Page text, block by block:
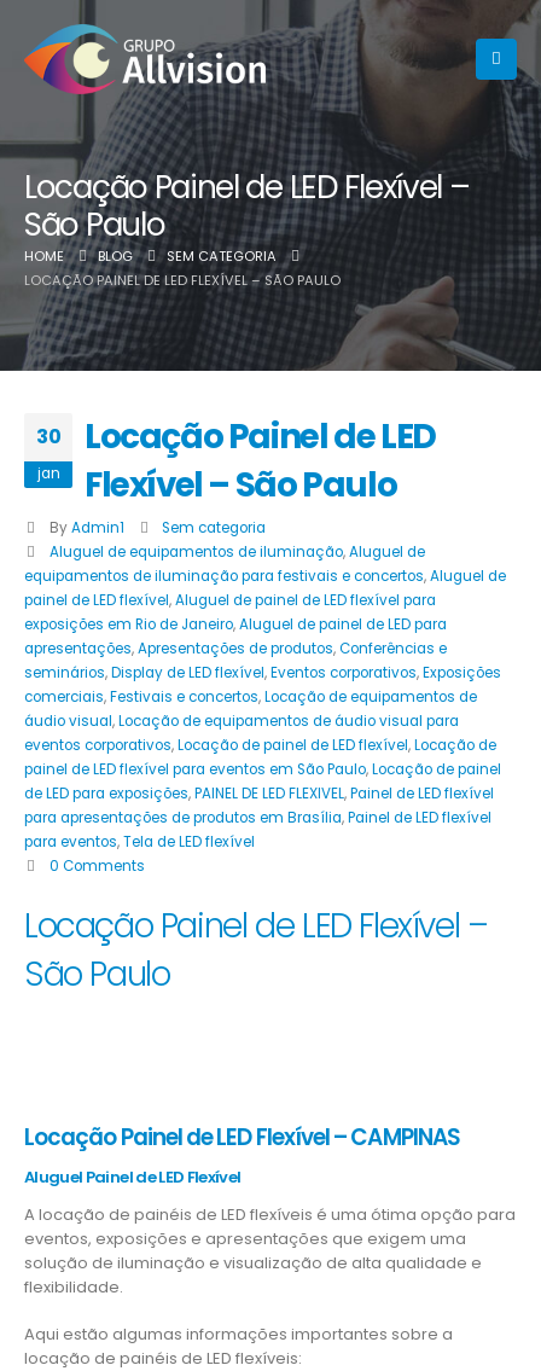
Locação Painel de LED Flexível –
São Paulo
HOME BLOG
SEM CATEGORIA
LOCAÇÃO PAINEL DE LED FLEXÍVEL – SÃO PAULO
30
jan
Locação Painel de LED
Flexível – São Paulo
By Admin1
Sem categoria
Aluguel de equipamentos de iluminação,Aluguel de
equipamentos de iluminação para festivais e concertos,Aluguel de
painel de LED flexível,Aluguel de painel de LED flexível para
exposições em Rio de Janeiro,Aluguel de painel de LED para
apresentações,Apresentações de produtos,Conferências e
seminários,Display de LED flexível,Eventos corporativos,Exposições
comerciais,Festivais e concertos,Locação de equipamentos de
áudio visual,Locação de equipamentos de áudio visual para
eventos corporativos,Locação de painel de LED flexível,Locação de
painel de LED flexível para eventos em São Paulo,Locação de painel
de LED para exposições,PAINEL DE LED FLEXIVEL,Painel de LED flexível
para apresentações de produtos em Brasília,Painel de LED flexível
para eventos,Tela de LED flexível
0 Comments
Locação Painel de LED Flexível –
São Paulo
Locação Painel de LED Flexível – CAMPINAS
Aluguel Painel de LED Flexível
A locação de painéis de LED flexíveis é uma ótima opção para
eventos, exposições e apresentações que exigem uma
solução de iluminação e visualização de alta qualidade e
flexibilidade.
Aqui estão algumas informações importantes sobre a
locação de painéis de LED flexíveis: